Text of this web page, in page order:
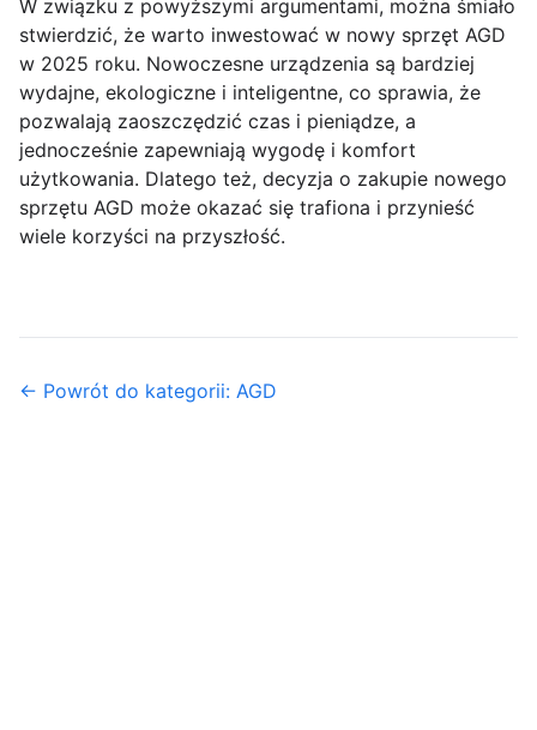
W związku z powyższymi argumentami, można śmiało
stwierdzić, że warto inwestować w nowy sprzęt AGD
w 2025 roku. Nowoczesne urządzenia są bardziej
wydajne, ekologiczne i inteligentne, co sprawia, że
pozwalają zaoszczędzić czas i pieniądze, a
jednocześnie zapewniają wygodę i komfort
użytkowania. Dlatego też, decyzja o zakupie nowego
sprzętu AGD może okazać się trafiona i przynieść
wiele korzyści na przyszłość.
← Powrót do kategorii: AGD